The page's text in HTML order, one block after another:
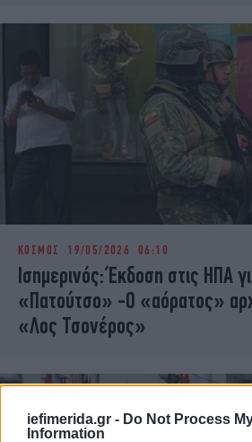
iefimerida.gr - Do Not Process
Information
ΚΟΣΜΟΣ 19/05/2026 06:10
Ισημερινός: Έκδοση στις ΗΠΑ
«Πατούτσο» -Ο «αόρατος»
«Λος Τσονέρος»